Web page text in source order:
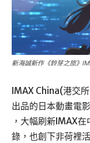
新海誠新作《鈴芽之旅》
IMAX China(港交
出品的日本動畫電
，大幅刷新IMAX
錄，也創下非荷裡